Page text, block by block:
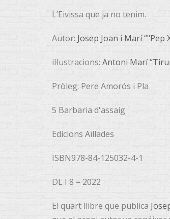
L’Eivissa que ja no tenim.
Autor: Josep Joan i Marí “"Pep
il·lustracions: Antoni Marí
Pròleg: Pere Amorós i Pla
5 Barbaria d'assaig
Edicions Aïllades
ISBN978-84-125032-4-1
DL I 8 – 2022
El quart llibre que publica